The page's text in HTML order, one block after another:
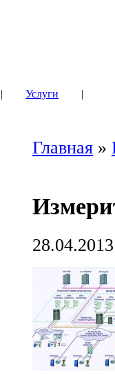
| Услуги |
Главная »
28.04.2013